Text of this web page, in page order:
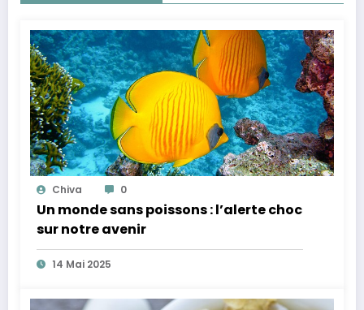
Chiva 0
Un monde sans poissons : l’alerte choc
sur notre avenir
14 Mai 2025